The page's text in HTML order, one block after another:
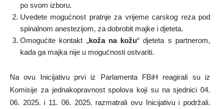
po svom izboru.
Uvedete mogućnost pratnje za vrijeme carskog reza pod
spinalnom anestezijom, za dobrobit majke i djeteta.
Omogućite kontakt „koža na kožu“ djeteta s partnerom,
kada ga majka nije u mogućnosti ostvariti.
Na ovu Inicijativu prvi iz Parlamenta FBiH reagirali su iz
Komisije za jednakopravnost spolova koji su na sjednici 04.
06. 2025. i 11. 06. 2025. razmatrali ovu Inicijativu i podržali.